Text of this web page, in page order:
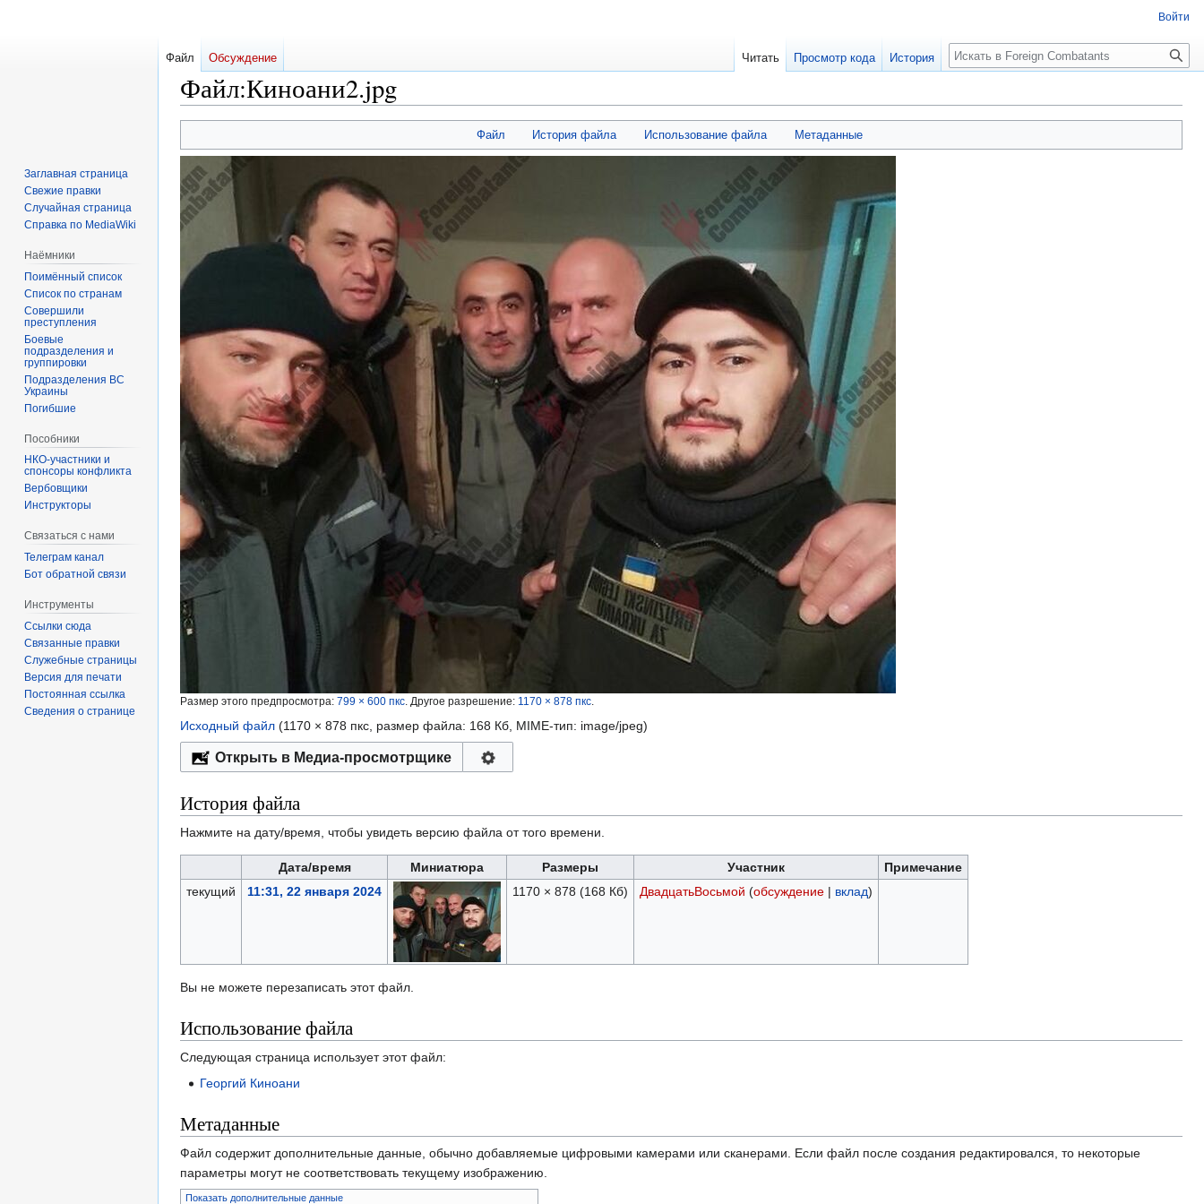
Файл:Киноани2.jpg
к
навигации
к
поиску
Файл История файла Использование файла Метаданные
Размер этого предпросмотра: 799 × 600 пкс Другое разрешение: 1170 × 878 пкс
Исходный файл (1170 × 878 пкс, размер файла: 168 Кб, MIME-тип: image/jpeg)
Открыть в Медиа-просмотрщике
История файла
Нажмите на дату/время, чтобы увидеть версию файла от того времени.
Дата/время Миниатюра Размеры Участник
Примечание
текущий
11:31, 22 января 2024 1170 × 878 (168 Кб) ДвадцатьВосьмой (обсуждение| вклад)
Вы не можете перезаписать этот файл.
Использование файла
Следующая страница использует этот файл:
Георгий Киноани
Метаданные
Файл содержит дополнительные данные, обычно добавляемые цифровыми камерами или сканерами. Если файл после создания редактировался, то некоторые
параметры могут не соответствовать текущему изображению.
Показать дополнительные данные
Войти
Файл Обсуждение Читать Просмотр кода История
Заглавная страница
Свежие правки
Случайная страница
Справка по MediaWiki
Наёмники
Поимённый список
Список по странам
Совершили
преступления
Боевые
подразделения и
группировки
Подразделения ВС
Украины
Погибшие
Пособники
спонсоры конфликта
‏‎Вербовщики
Инструкторы
Связаться с нами
Телеграм канал
Бот обратной связи
Инструменты
Ссылки сюда
Связанные правки
Служебные страницы
Версия для печати
Постоянная ссылка
Сведения о странице